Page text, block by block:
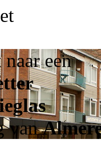
een
van